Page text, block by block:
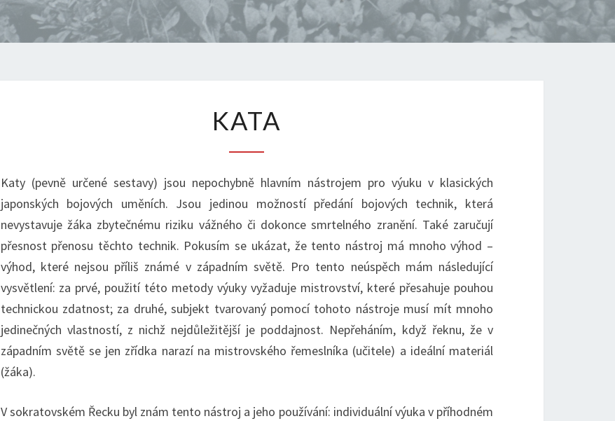
KATA
Katy (pevně určené sestavy) jsou nepochybně hlavním nástrojem pro výuku v klasických
japonských bojových uměních. Jsou jedinou možností předání bojových technik, která
nevystavuje žáka zbytečnému riziku vážného či dokonce smrtelného zranění. Také zaručují
přesnost přenosu těchto technik. Pokusím se ukázat, že tento nástroj má mnoho výhod –
výhod, které nejsou příliš známé v západním světě. Pro tento neúspěch mám následující
vysvětlení: za prvé, použití této metody výuky vyžaduje mistrovství, které přesahuje pouhou
technickou zdatnost; za druhé, subjekt tvarovaný pomocí tohoto nástroje musí mít mnoho
jedinečných vlastností, z nichž nejdůležitější je poddajnost. Nepřeháním, když řeknu, že v
západním světě se jen zřídka narazí na mistrovského řemeslníka (učitele) a ideální materiál
(žáka).
V sokratovském Řecku byl znám tento nástroj a jeho používání: individuální výuka v příhodném